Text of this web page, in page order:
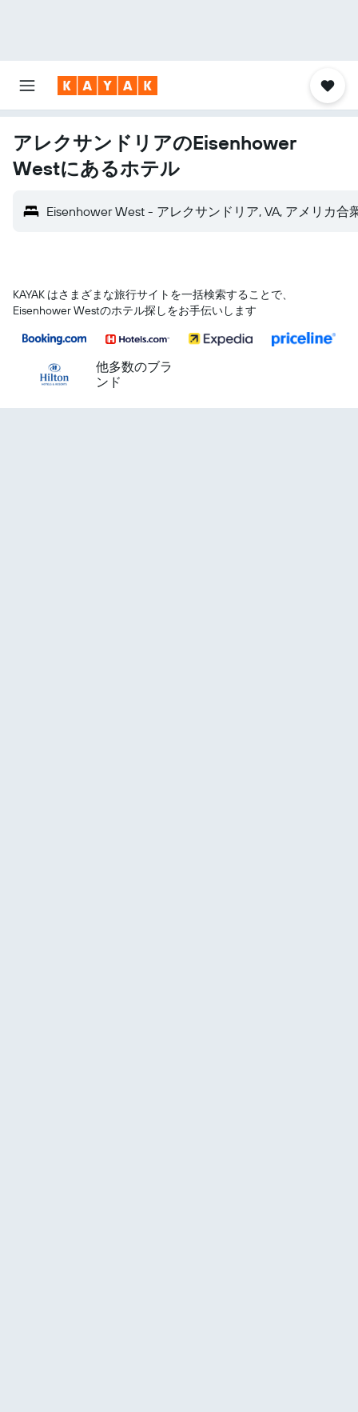
アレクサンドリアのEisenhower
Westにあるホテル
Eisenhower West - アレクサンドリア, VA, アメリカ合
KAYAK はさまざまな旅行サイトを一括検索することで、
Eisenhower Westのホテル探しをお手伝いします
他多数のブラ
ンド